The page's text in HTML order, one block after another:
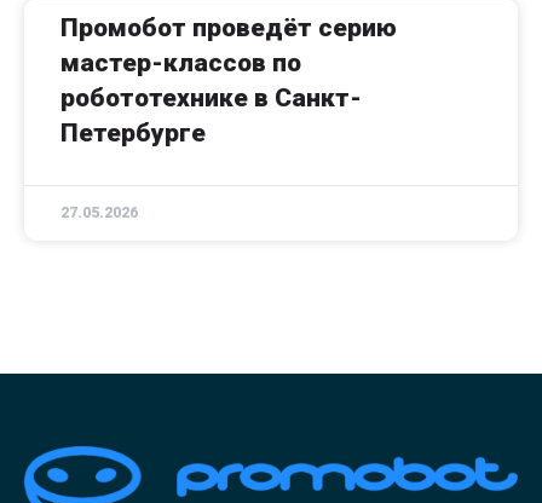
Промобот проведёт серию
мастер-классов по
робототехнике в Санкт-
Петербурге
27.05.2026